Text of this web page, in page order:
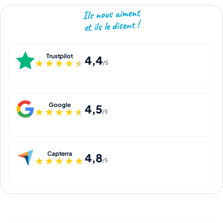
Ils nous aiment
et ils le disent !
Trustpilot
★★★★★
★★★★★ 4,4/5
Google
★★★★★
★★★★★ 4,5/5
Capterra
★★★★★
★★★★★4,8/5